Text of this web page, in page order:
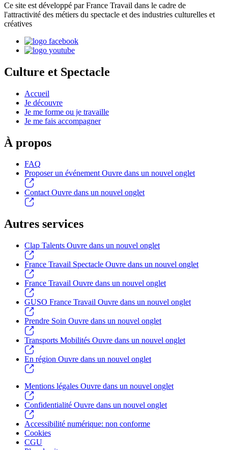
Ce site est développé par France Travail dans le cadre de
l'attractivité des métiers du spectacle et des industries culturelles et
créatives
Culture et Spectacle
Accueil
Je découvre
Je me forme ou je travaille
Je me fais accompagner
À propos
FAQ
Proposer un événementOuvre dans un nouvel onglet
Contact Ouvre dans un nouvel onglet
Autres services
Clap Talents Ouvre dans un nouvel onglet
France Travail Spectacle Ouvre dans un nouvel onglet
France Travail Ouvre dans un nouvel onglet
GUSO France Travail Ouvre dans un nouvel onglet
Prendre Soin Ouvre dans un nouvel onglet
Transports Mobilités Ouvre dans un nouvel onglet
En région Ouvre dans un nouvel onglet
Mentions légales Ouvre dans un nouvel onglet
Confidentialité Ouvre dans un nouvel onglet
Accessibilité numérique: non conforme
Cookies
CGU